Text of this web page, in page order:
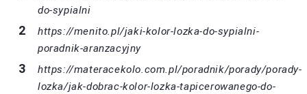
do-sypialni
https://menito.pl/jaki-kolor-lozka-do-sypialni-
poradnik-aranzacyjny
https://materacekolo.com.pl/poradnik/porady/porady-
lozka/jak-dobrac-kolor-lozka-tapicerowanego-do-